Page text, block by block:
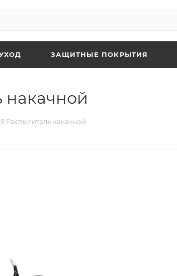
ЗАЩИТНЫЕ ПОКРЫТИЯ
накачной
9 Распылитель накачной